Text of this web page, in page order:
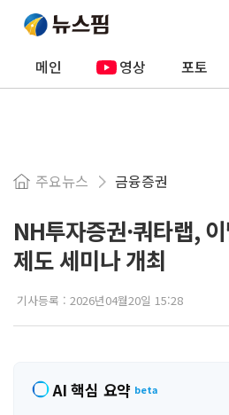
메인 영상 포토
주요뉴스 금융증권
NH투자증권·쿼타랩,
제도 세미나 개최
기사등록 : 2026년04월20일 15:28
AI 핵심 요약 beta